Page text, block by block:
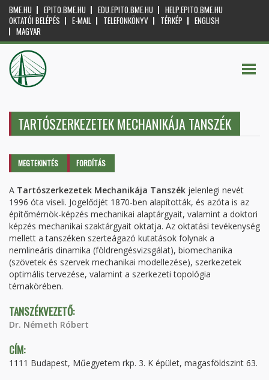
BME.HU EPITO.BME.HU EDU.EPITO.BME.HU
HELP.EPITO.BME.HU
OKTATÓI BELÉPÉS
E-MAIL TELEFONKÖNYV TÉRKÉP
ENGLISH
MAGYAR
TARTÓSZERKEZETEK MECHANIKÁJA TANSZÉK
Elsődleges fülek
MEGTEKINTÉS (AKTÍVFORDÍTÁS
A Tartószerkezetek Mechanikája Tanszék jelenlegi nevét
1996 óta viseli. Jogelődjét 1870-ben alapították, és azóta is az
építőmérnök-képzés mechanikai alaptárgyait, valamint a doktori
képzés mechanikai szaktárgyait oktatja. Az oktatási tevékenység
mellett a tanszéken szerteágazó kutatások folynak a
nemlineáris dinamika (földrengésvizsgálat), biomechanika
(szövetek és szervek mechanikai modellezése), szerkezetek
optimális tervezése, valamint a szerkezeti topológia
témakörében.
TANSZÉKVEZETŐ:
Dr. Németh Róbert
CÍM:
1111 Budapest, Műegyetem rkp. 3. K épület, magasföldszint 63.